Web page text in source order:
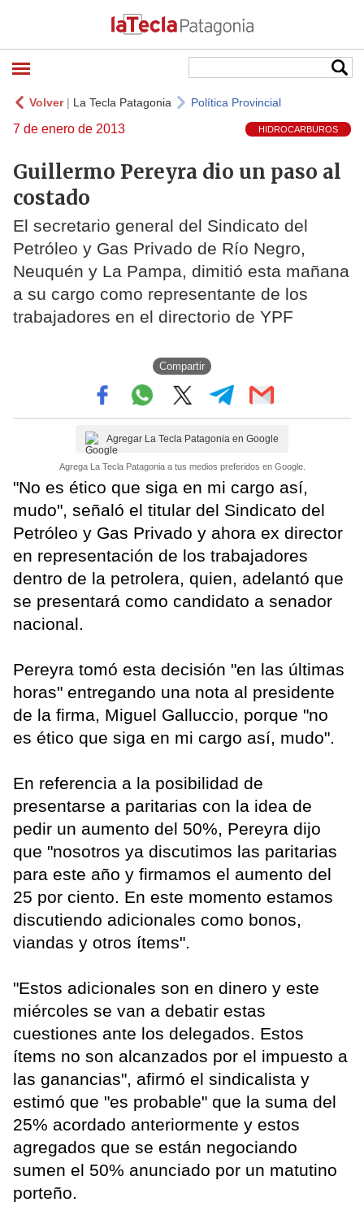
Volver| La Tecla Patagonia Política Provincial
7 de enero de 2013 HIDROCARBUROS
Guillermo Pereyra dio un paso al
costado
El secretario general del Sindicato del
Petróleo y Gas Privado de Río Negro,
Neuquén y La Pampa, dimitió esta mañana
a su cargo como representante de los
trabajadores en el directorio de YPF
Compartir
Agregar La Tecla Patagonia en Google
Agrega La Tecla Patagonia a tus medios preferidos en Google.
"No es ético que siga en mi cargo así,
mudo", señaló el titular del Sindicato del
Petróleo y Gas Privado y ahora ex director
en representación de los trabajadores
dentro de la petrolera, quien, adelantó que
se presentará como candidato a senador
nacional.
Pereyra tomó esta decisión "en las últimas
horas" entregando una nota al presidente
de la firma, Miguel Galluccio, porque "no
es ético que siga en mi cargo así, mudo".
En referencia a la posibilidad de
presentarse a paritarias con la idea de
pedir un aumento del 50%, Pereyra dijo
que "nosotros ya discutimos las paritarias
para este año y firmamos el aumento del
25 por ciento. En este momento estamos
discutiendo adicionales como bonos,
viandas y otros ítems".
"Estos adicionales son en dinero y este
miércoles se van a debatir estas
cuestiones ante los delegados. Estos
ítems no son alcanzados por el impuesto a
las ganancias", afirmó el sindicalista y
estimó que "es probable" que la suma del
25% acordado anteriormente y estos
agregados que se están negociando
sumen el 50% anunciado por un matutino
porteño.